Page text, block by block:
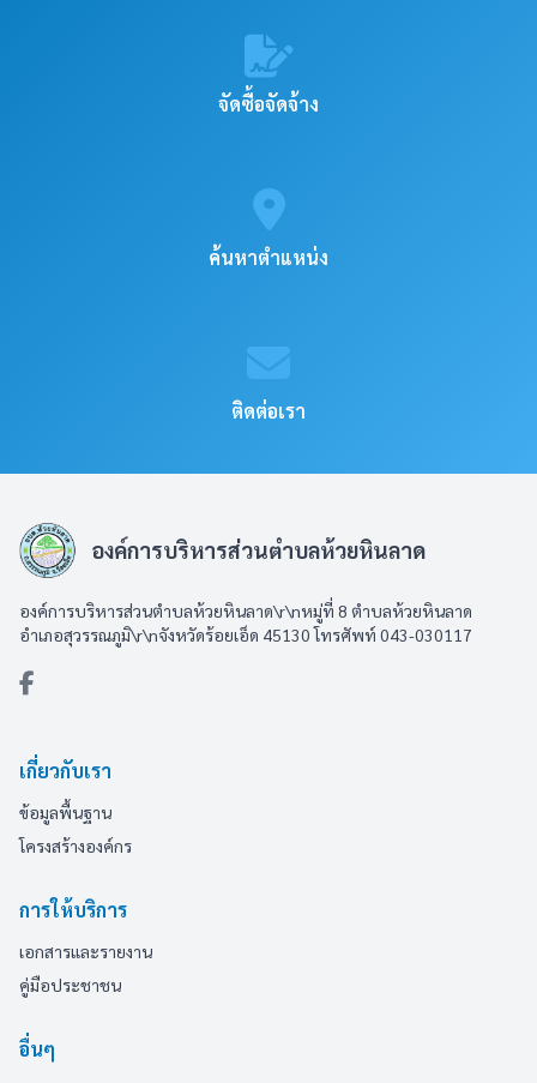
จัดซื้อจัดจ้าง
ค้นหาตำแหน่ง
ติดต่อเรา
องค์การบริหารส่วนตำบลห้วยหินลาด
องค์การบริหารส่วนตำบลห้วยหินลาด\r\nหมู่ที่ 8 ตำบลห้วยหินลาด
อำเภอสุวรรณภูมิ\r\nจังหวัดร้อยเอ็ด 45130 โทรศัพท์ 043-030117
เกี่ยวกับเรา
ข้อมูลพื้นฐาน
โครงสร้างองค์กร
การให้บริการ
เอกสารและรายงาน
คู่มือประชาชน
อื่นๆ